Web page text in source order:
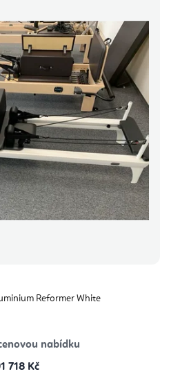
Reformer White
nabídku
718 Kč